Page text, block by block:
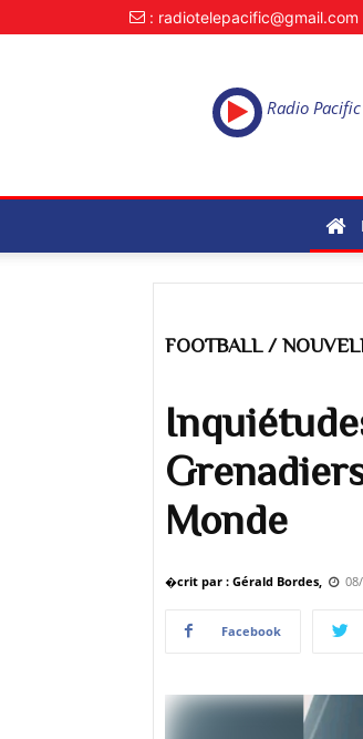
: radiotelepacific@gmail.com
Radio
FOOTBALL /
Monde
�crit par : Gérald Bordes,
Facebook